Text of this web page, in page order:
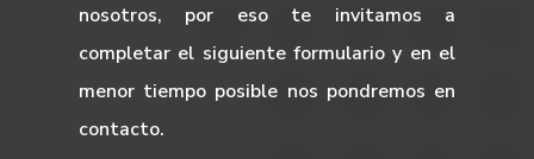
nosotros, por eso te invitamos a
completar el siguiente formulario y en el
menor tiempo posible nos pondremos en
contacto.